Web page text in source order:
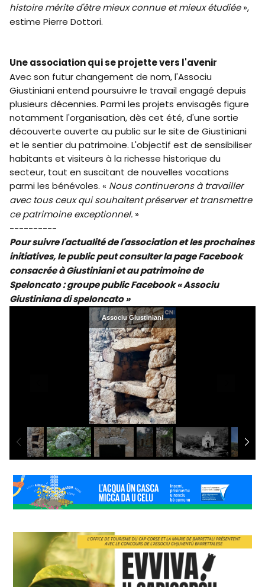
histoire mérite d'être mieux connue et mieux étudiée»,
estime Pierre Dottori.
Une association qui se projette vers l'avenir
Avec son futur changement de nom, l'Associu
Giustiniani entend poursuivre le travail engagé depuis
plusieurs décennies. Parmi les projets envisagés figure
notamment l'organisation, dès cet été, d'une sortie
découverte ouverte au public sur le site de Giustiniani
et le sentier du patrimoine. L'objectif est de sensibiliser
habitants et visiteurs à la richesse historique du
secteur, tout en suscitant de nouvelles vocations
parmi les bénévoles. « Nous continuerons à travailler
avec tous ceux qui souhaitent préserver et transmettre
ce patrimoine exceptionnel. »
----------
Pour suivre l'actualité de l'association et les prochaines
initiatives, le public peut consulter la page Facebook
consacrée à Giustiniani et au patrimoine de
Speloncato : groupe public Facebook « Associu
Giustiniana di speloncato »